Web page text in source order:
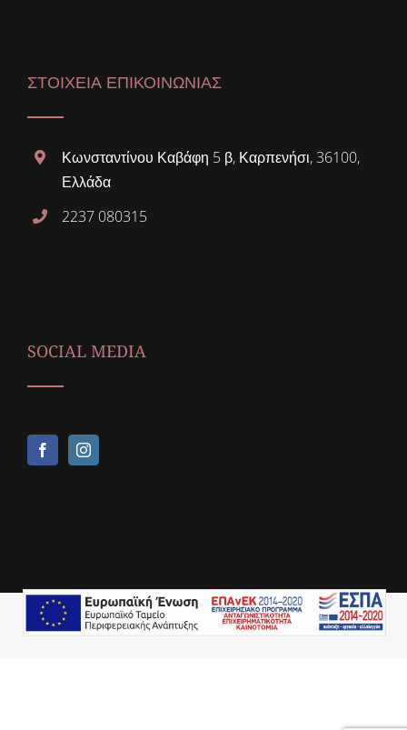
ΣΤΟΙΧΕΙΑ ΕΠΙΚΟΙΝΩΝΙΑΣ
Κωνσταντίνου Καβάφη 5 β, Καρπενήσι, 36100,
Ελλάδα
2237 080315
SOCIAL MEDIA
Copyright © 2018, Icop Web Services